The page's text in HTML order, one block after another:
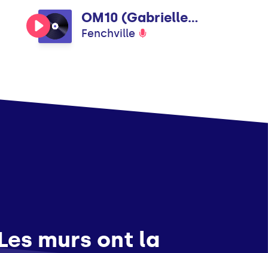
OM10 (Gabrielle Remix)
Fenchville
murs ont la